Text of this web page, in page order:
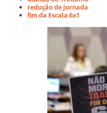
redução de jornada
fim da Escala 6x1